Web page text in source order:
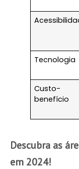
Tecnologia
Custo-
benefício
Descubra as
em 2024!